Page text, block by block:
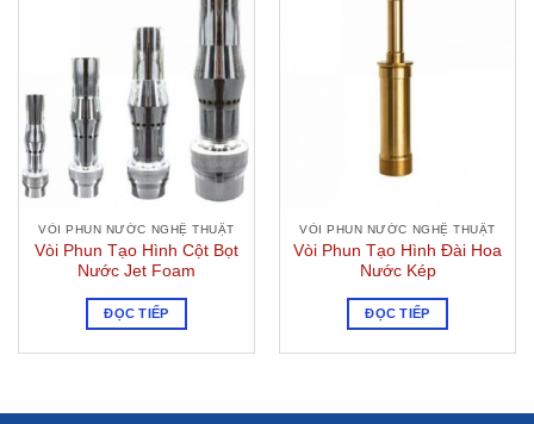
VÒI PHUN NƯỚC NGHỆ THUẬT
Vòi Phun Tạo Hình Cột Bọt
Nước Jet Foam
ĐỌC TIẾP
VÒI PHUN NƯỚC NGHỆ THUẬT
Vòi Phun Tạo Hình Đài Hoa
Nước Kép
ĐỌC TIẾP